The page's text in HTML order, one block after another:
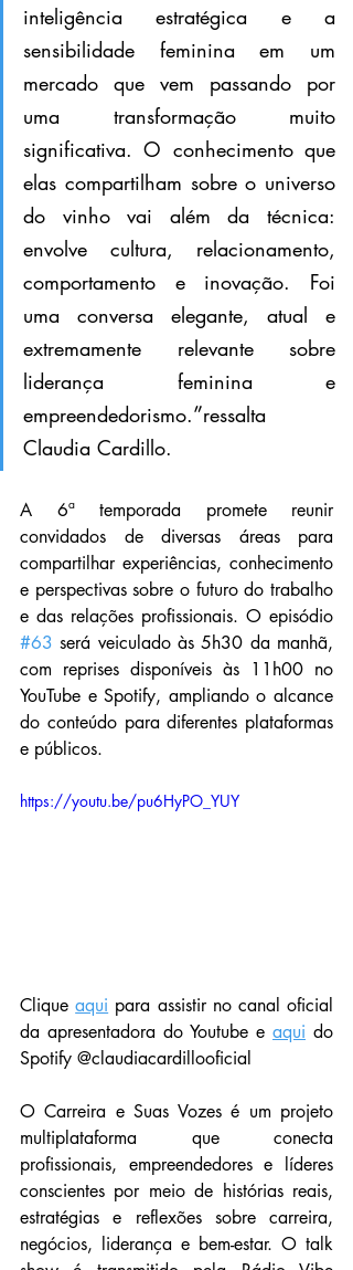
inteligência estratégica e a
sensibilidade feminina em um
mercado que vem passando por
uma transformação muito
significativa. O conhecimento que
elas compartilham sobre o universo
do vinho vai além da técnica:
envolve cultura, relacionamento,
comportamento e inovação. Foi
uma conversa elegante, atual e
extremamente relevante sobre
liderança feminina e
empreendedorismo.”ressalta
Claudia Cardillo.
A 6ª temporada promete reunir
convidados de diversas áreas para
compartilhar experiências, conhecimento
e perspectivas sobre o futuro do trabalho
#63 será veiculado às 5h30 da manhã,
com reprises disponíveis às 11h00 no
YouTube e Spotify, ampliando o alcance
do conteúdo para diferentes plataformas
e públicos.
https://youtu.be/pu6HyPO_YUY
Clique aqui para assistir no canal oficial
da apresentadora do Youtube e aqui do
Spotify @claudiacardillooficial
O Carreira e Suas Vozes é um projeto
multiplataforma que conecta
profissionais, empreendedores e líderes
conscientes por meio de histórias reais,
estratégias e reflexões sobre carreira,
negócios, liderança e bem-estar. O talk